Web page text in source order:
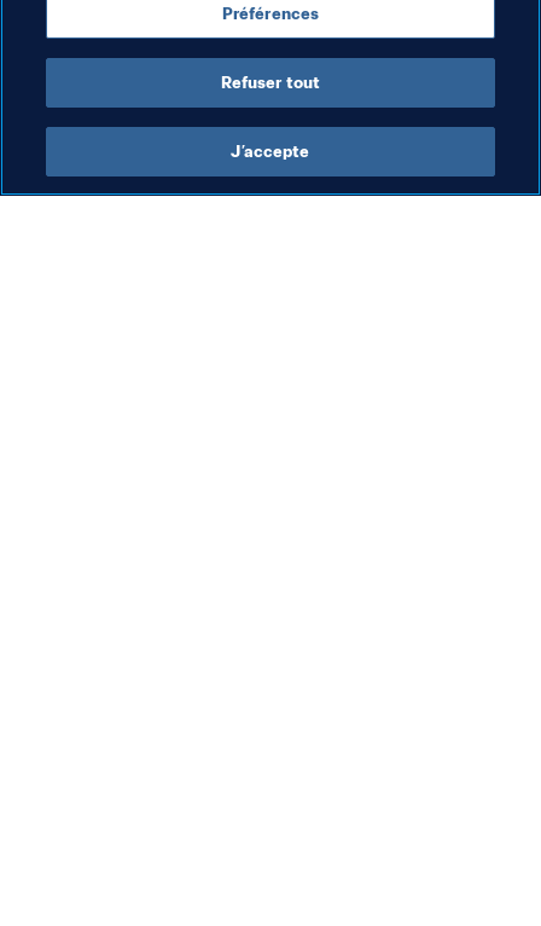
Organisation UEFA Croatia
Préférences
Refuser tout
J’accepte